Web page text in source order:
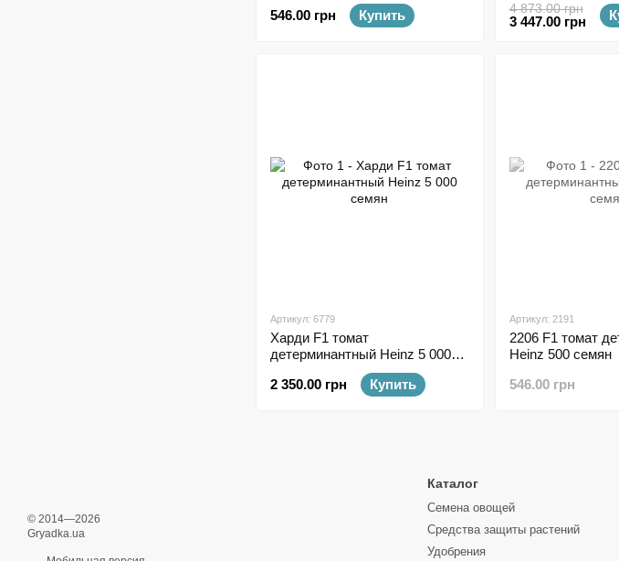
546.00 грн
Купить 4 873.00 грн
3 447.00 грн
Артикул: 6779
Харди F1 томат
детерминантный Heinz 5 000
2 350.00 грн
Купить
Артикул: 2191
2206 F1 томат
Heinz 500 семян
546.00 грн
© 2014—2026
Gryadka.ua
Каталог
Семена овощей
Средства защиты растений
Удобрения